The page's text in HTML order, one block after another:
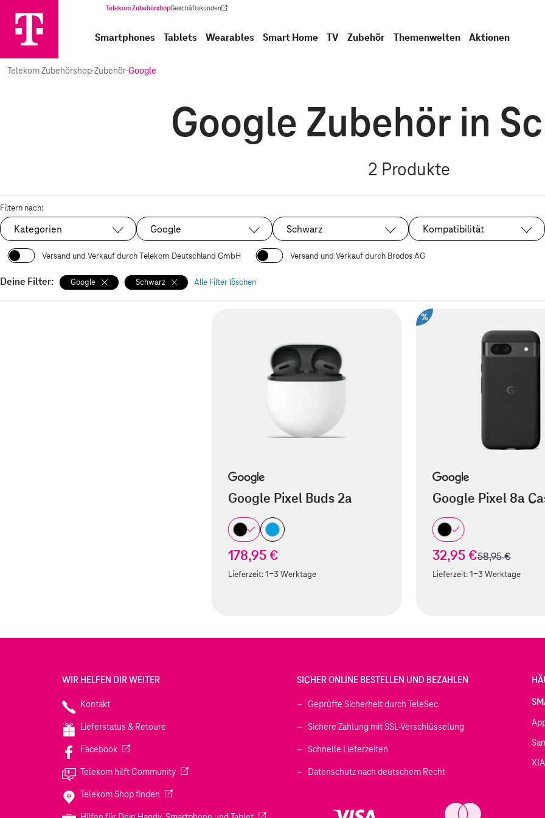
Telekom ZubehörshopGeschäftskunden
(Wird in einem neuen Tab geöffnet)
Smartphones Tablets Wearables Smart Home TV Zubehör Themenwelten Aktionen
Telekom Zubehörshop·Zubehör·Google
Google Zubehör in
2 Produkte
Filtern nach:
Kategorien Ausgewählt:
Google Ausgewählt:
Schwarz Kompatibilität
Versand und Verkauf durch Telekom Deutschland GmbH Versand und Verkauf durch Brodos AG
Deine Filter: Google Schwarz Alle Filter löschen
Google Pixel Buds 2a
178,95 €
Lieferzeit:1-3 Werktage
%
Google Pixel 8a
32,95 €statt
58,95 €
Lieferzeit:1-3 Werktage
WIR HELFEN DIR WEITER
Kontakt
Lieferstatus & Retoure
Facebook(Wird in einem neuen Tab geöffnet)
Telekom hilft Community(Wird in einem neuen Tab geöffnet)
Telekom Shop finden (Wird in einem neuen Tab geöffnet)
SICHER ONLINE BESTELLEN UND BEZAHLEN
Geprüfte Sicherheit durch TeleSec
Sichere Zahlung mit SSL-Verschlüsselung
Schnelle Lieferzeiten
Datenschutz nach deutschem Recht